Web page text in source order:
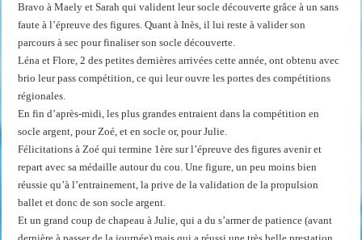
Bravo à Maely et Sarah qui valident leur socle découverte grâce à un sans
faute à l’épreuve des figures. Quant à Inès, il lui reste à valider son
parcours à sec pour finaliser son socle découverte.
Léna et Flore, 2 des petites dernières arrivées cette année, ont obtenu avec
brio leur pass compétition, ce qui leur ouvre les portes des compétitions
régionales.
En fin d’après-midi, les plus grandes entraient dans la compétition en
socle argent, pour Zoé, et en socle or, pour Julie.
Félicitations à Zoé qui termine 1ère sur l’épreuve des figures avenir et
repart avec sa médaille autour du cou. Une figure, un peu moins bien
réussie qu’à l’entrainement, la prive de la validation de la propulsion
ballet et donc de son socle argent.
Et un grand coup de chapeau à Julie, qui a du s’armer de patience (avant